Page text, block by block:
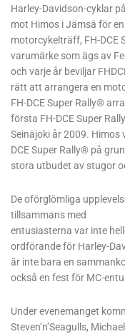
Harley-Davidson-cyklar
mot Himos i Jämsä för
motorcykelträff, FH-DCE
varumärke som ägs av
och varje år beviljar
rätt att arrangera en
FH-DCE Super Rally®
första FH-DCE Super
Seinäjoki år 2009. Himos
DCE Super Rally® på
stora utbudet av stugor
De oförglömliga
tillsammans med
entusiasterna var inte
ordförande för Harley-
är inte bara en
också en fest för MC-
Under evenemanget
Steven’n’Seagulls,